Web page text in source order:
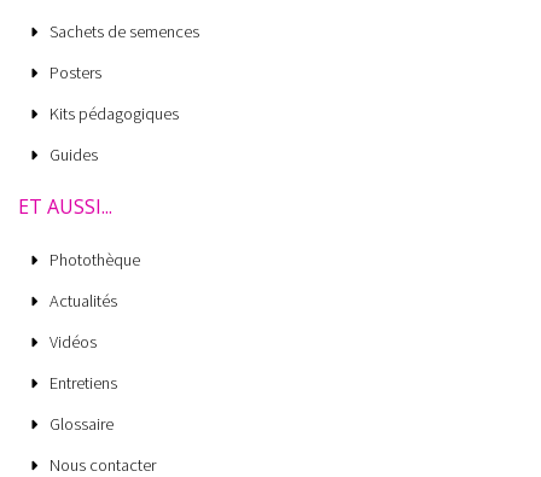
Sachets de semences
Posters
Kits pédagogiques
Guides
ET AUSSI...
Photothèque
Actualités
Vidéos
Entretiens
Glossaire
Nous contacter